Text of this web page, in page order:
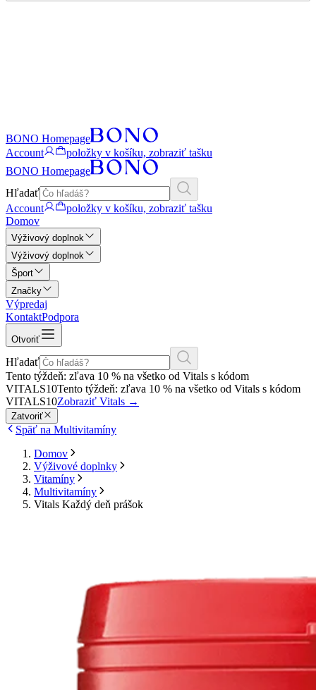
BONO Homepage
Account
položky v košíku, zobraziť tašku
BONO Homepage
Hľadať
Account
položky v košíku, zobraziť tašku
Domov
Výživový doplnok
Výživový doplnok
Šport
Značky
Výpredaj
KontaktPodpora
Otvoriť
Hľadať
Tento týždeň: zľava 10 % na všetko od Vitals s kódom
VITALS10Tento týždeň: zľava 10 % na všetko od Vitals s kódom
VITALS10Zobraziť Vitals →
Zatvoriť
Späť na Multivitamíny
Domov
Výživové doplnky
Vitamíny
Multivitamíny
Vitals Každý deň prášok